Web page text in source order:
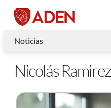
Noticias
Nicolás Ramirez